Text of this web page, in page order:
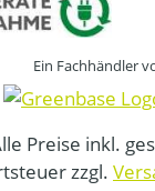
Ein Fachhändler
Preise inkl.
zzgl.